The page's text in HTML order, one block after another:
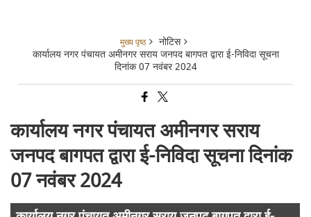
मुख्य पृष्ठ
नोटिस
कार्यालय नगर पंचायत अमीनगर सराय जनपद बागपत द्वारा ई-निविदा सूचना
दिनांक 07 नवंबर 2024
कार्यालय नगर पंचायत अमीनगर सराय
जनपद बागपत द्वारा ई-निविदा सूचना दिनांक
07 नवंबर 2024